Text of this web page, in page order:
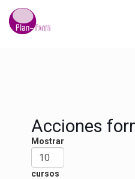
Acciones
Mostrar
cursos